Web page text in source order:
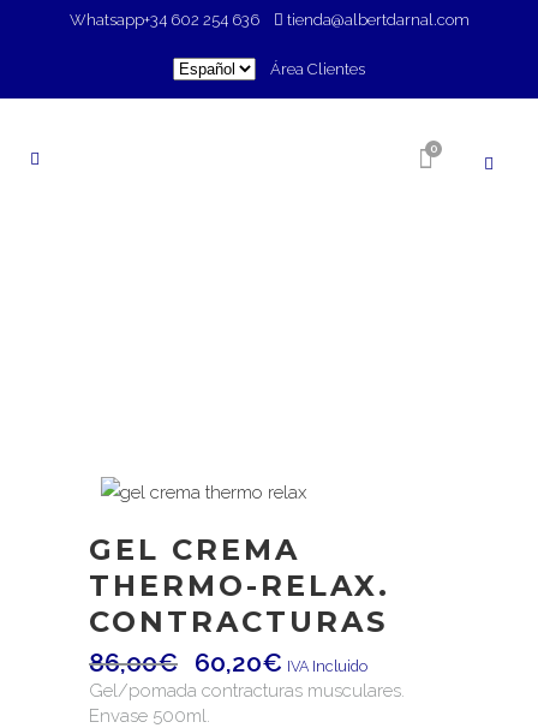
Whatsapp+34 602 254 636 tienda@albertdarnal.com
Elegir Área Clientes
0
GEL CREMA
THERMO-RELAX.
CONTRACTURAS
86,00€ 60,20€ IVA Incluido
Gel/pomada contracturas musculares.
Envase 500ml.